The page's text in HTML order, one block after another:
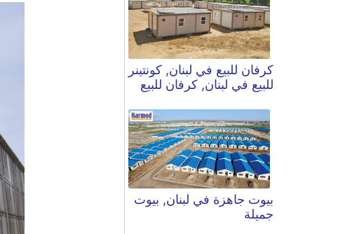
كرفان للبيع في لبنان, كونتينر
للبيع في لبنان, كرفان للبيع
بيوت جاهزة في لبنان, بيوت
جميلة